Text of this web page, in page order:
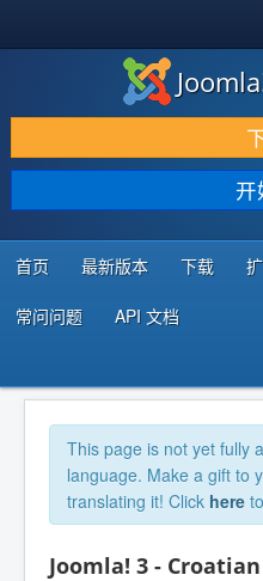
下载 & 扩展
发现 & 学习
社区 & 支持
开发者资源
开
首页 最新版本 下载
常问问题 API 文档
This page is not yet fully
language. Make a gift to
translating it! Click here
Joomla! 3 - Croatian